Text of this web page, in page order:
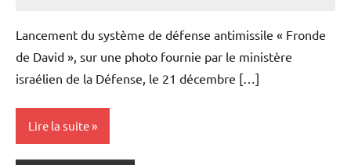
Lancement du système de défense antimissile « Fronde
de David », sur une photo fournie par le ministère
israélien de la Défense, le 21 décembre […]
Lire la suite